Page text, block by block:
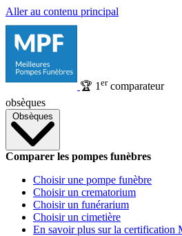
Aller au contenu principal
🏆 1 ercomparateur
obsèques
Obsèques
Comparer les pompes funèbres
Choisir une pompe funèbre
Choisir un crematorium
Choisir un funérarium
Choisir un cimetière
En savoir plus sur la certification